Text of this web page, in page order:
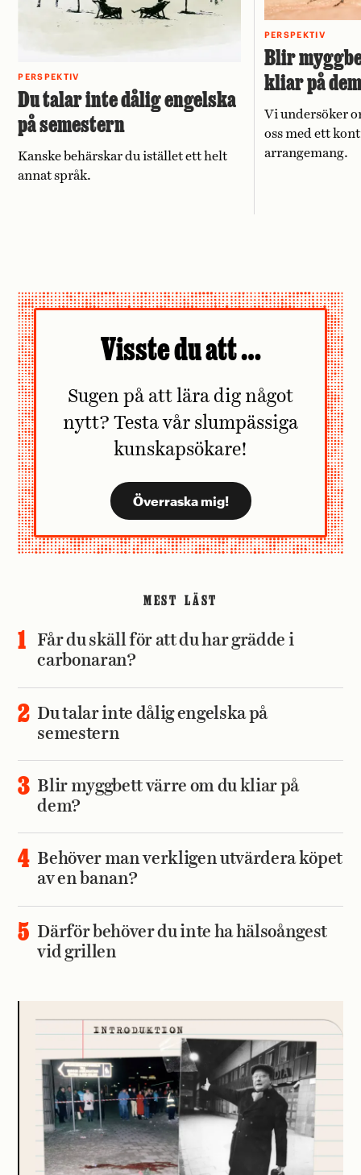
PERSPEKTIV
Du talar inte dålig engelska
på semestern
Kanske behärskar du istället ett helt
annat språk.
PERSPEKTIV
Blir
kliar på
Vi undersöker
oss med ett
arrangemang.
Visste du att …
Sugen på att lära dig något
nytt? Testa vår slumpässiga
kunskapsökare!
MEST LÄST
Får du skäll för att du har grädde i
carbonaran?
Du talar inte dålig engelska på
semestern
Blir myggbett värre om du kliar på
dem?
Behöver man verkligen utvärdera köpet
av en banan?
Därför behöver du inte ha hälsoångest
vid grillen